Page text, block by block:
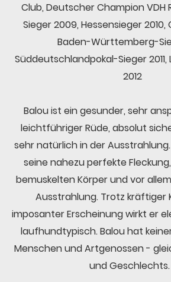
Club, Deutscher Champion VDH
Sieger 2009, Hessensieger 2010,
Baden-Württemberg-
Süddeutschlandpokal-Sieger
2012
Balou ist ein gesunder, sehr
leichtführiger Rüde, absolut
sehr natürlich in der
seine nahezu perfekte
bemuskelten Körper und vor
Ausstrahlung. Trotz kräftiger
imposanter Erscheinung wirkt er
laufhundtypisch. Balou hat
Menschen und Artgenossen -
und Geschlechts.